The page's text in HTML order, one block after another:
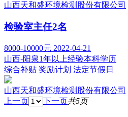
山西天和盛环境检测股份有限公司
检验室主任2名
8000-10000元 2022-04-21
山西-阳泉1年以上经验本科学历
综合补贴 奖励计划 法定节假日
山西天和盛环境检测股份有限公司
上一页
下一页共5页